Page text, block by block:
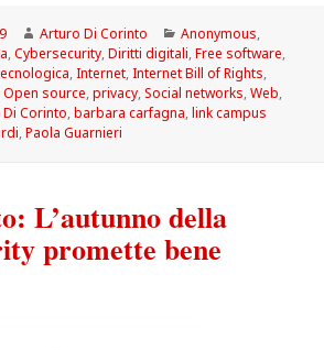
Autore
Arturo Di Corinto Categorie
Anonymous,
,Cybersecurity,Diritti digitali,Free software,
,Internet,Internet Bill of Rights,
Open source,privacy,Social networks,Web,
Corinto,barbara carfagna,link campus
,Paola Guarnieri
L’autunno della
promette bene